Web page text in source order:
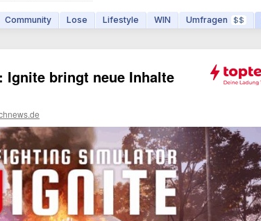
Community Lose Lifestyle WIN Umfragen $$
bringt neue Inhalte